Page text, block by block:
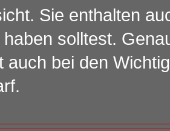
Sie enthalten
solltest.
auch bei den